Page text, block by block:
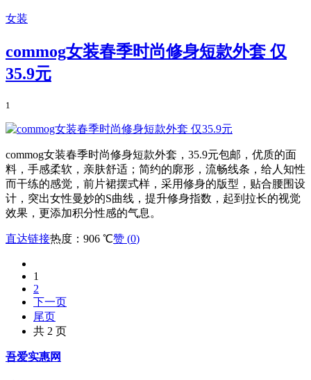
女装
commog女装春季时尚修身短款外套 仅
35.9元
1
commog女装春季时尚修身短款外套，35.9元包邮，优质的面
料，手感柔软，亲肤舒适；简约的廓形，流畅线条，给人知性
而干练的感觉，前片裙摆式样，采用修身的版型，贴合腰围设
计，突出女性曼妙的S曲线，提升修身指数，起到拉长的视觉
效果，更添加积分性感的气息。
直达链接热度：906 ℃赞 (0)
1
2
下一页
尾页
共 2 页
吾爱实惠网